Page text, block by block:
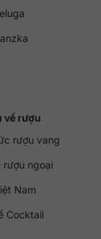
về rượu
rượu vang
rượu ngoại
Nam
Cocktail